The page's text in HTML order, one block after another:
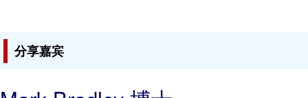
分享嘉宾